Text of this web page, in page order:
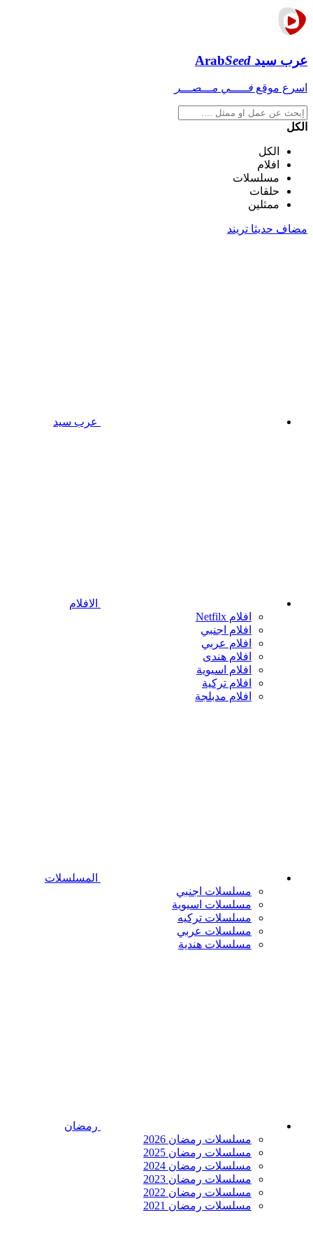
عرب سيد ArabSeed
اسرع موقع فـــــي مـــصـــر
الكل
الكل
افلام
مسلسلات
حلقات
ممثلين
مضاف حديثا تريند
عرب سيد
الافلام
افلام Netfilx
افلام اجنبي
افلام عربي
افلام هندى
افلام اسيوية
افلام تركية
افلام مدبلجة
المسلسلات
مسلسلات اجنبي
مسلسلات اسيوية
مسلسلات تركيه
مسلسلات عربي
مسلسلات هندية
رمضان
مسلسلات رمضان 2026
مسلسلات رمضان 2025
مسلسلات رمضان 2024
مسلسلات رمضان 2023
مسلسلات رمضان 2022
مسلسلات رمضان 2021